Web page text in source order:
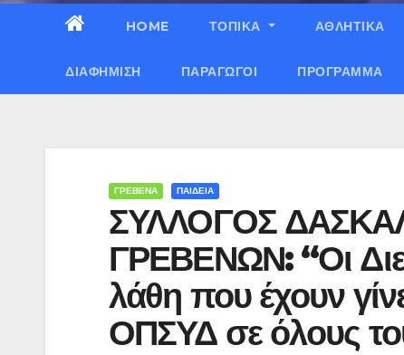
HOME ΤΟΠΙΚΑ ΑΘΛΗΤΙΚΑ
ΔΙΑΦΉΜΙΣΗ ΠΑΡΑΓΩΓΟΊ ΠΡΌΓΡΑΜΜΑ
ΓΡΕΒΕΝΑ ΠΑΙΔΕΙΑ
ΣΥΛΛΟΓΟΣ
ΓΡΕΒΕΝΩΝ: “Οι
λάθη που έχουν
ΟΠΣΥΔ σε όλους